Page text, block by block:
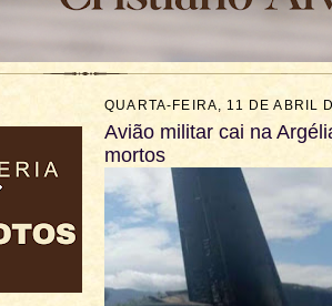
QUARTA-FEIRA, 11 DE ABRIL
Avião militar cai na
mortos